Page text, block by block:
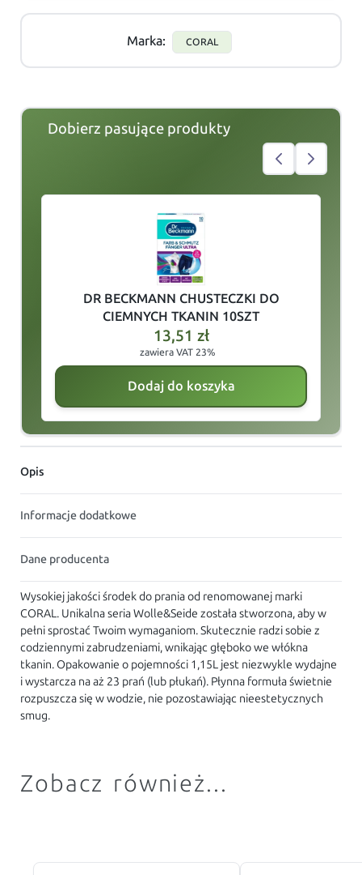
Marka: CORAL
Dobierz pasujące produkty
DR BECKMANN CHUSTECZKI DO
CIEMNYCH TKANIN 10SZT
13,51 zł
zawiera VAT 23%
Dodaj do koszyka
Opis
Informacje dodatkowe
Dane producenta
Wysokiej jakości środek do prania od renomowanej marki
CORAL. Unikalna seria Wolle&Seide została stworzona, aby w
pełni sprostać Twoim wymaganiom. Skutecznie radzi sobie z
codziennymi zabrudzeniami, wnikając głęboko we włókna
tkanin. Opakowanie o pojemności 1,15L jest niezwykle wydajne
i wystarcza na aż 23 prań (lub płukań). Płynna formuła świetnie
rozpuszcza się w wodzie, nie pozostawiając nieestetycznych
smug.
Zobacz również...